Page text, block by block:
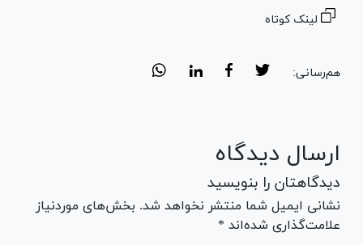
لینک کوتاه
هم‌رسانی:
ارسال دیدگاه
دیدگاهتان را بنویسید
نشانی ایمیل شما منتشر نخواهد شد. بخش‌های موردنیاز
علامت‌گذاری شده‌اند *